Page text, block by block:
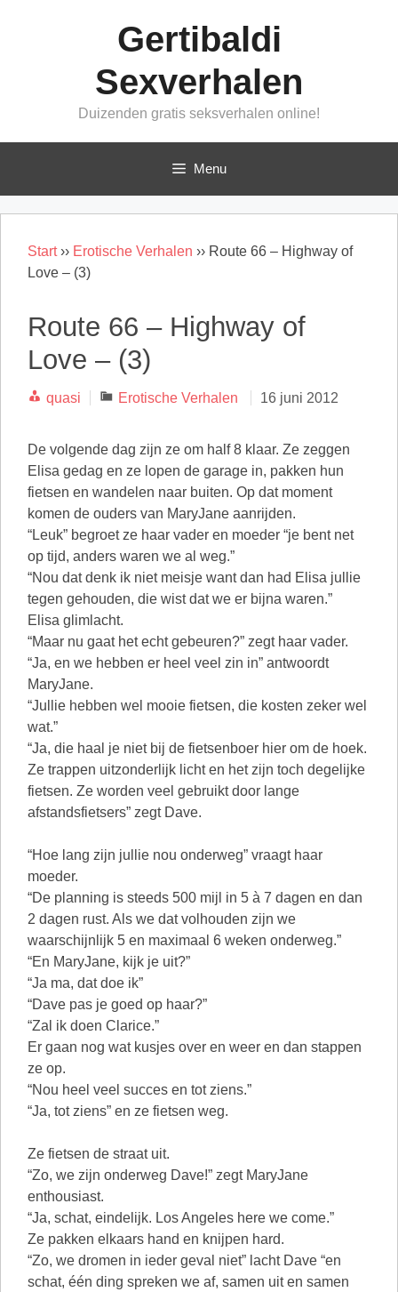
Gertibaldi
Sexverhalen
Duizenden gratis seksverhalen online!
Menu
Start›› Erotische Verhalen ›› Route 66 – Highway of
Love – (3)
Route 66 – Highway of
Love – (3)
quasi Categorieën
Erotische Verhalen 16 juni 2012
De volgende dag zijn ze om half 8 klaar. Ze zeggen
Elisa gedag en ze lopen de garage in, pakken hun
fietsen en wandelen naar buiten. Op dat moment
komen de ouders van MaryJane aanrijden.
“Leuk” begroet ze haar vader en moeder “je bent net
op tijd, anders waren we al weg.”
“Nou dat denk ik niet meisje want dan had Elisa jullie
tegen gehouden, die wist dat we er bijna waren.”
Elisa glimlacht.
“Maar nu gaat het echt gebeuren?” zegt haar vader.
“Ja, en we hebben er heel veel zin in” antwoordt
MaryJane.
“Jullie hebben wel mooie fietsen, die kosten zeker wel
wat.”
“Ja, die haal je niet bij de fietsenboer hier om de hoek.
Ze trappen uitzonderlijk licht en het zijn toch degelijke
fietsen. Ze worden veel gebruikt door lange
afstandsfietsers” zegt Dave.
“Hoe lang zijn jullie nou onderweg” vraagt haar
moeder.
“De planning is steeds 500 mijl in 5 à 7 dagen en dan
2 dagen rust. Als we dat volhouden zijn we
waarschijnlijk 5 en maximaal 6 weken onderweg.”
“En MaryJane, kijk je uit?”
“Ja ma, dat doe ik”
“Dave pas je goed op haar?”
“Zal ik doen Clarice.”
Er gaan nog wat kusjes over en weer en dan stappen
ze op.
“Nou heel veel succes en tot ziens.”
“Ja, tot ziens” en ze fietsen weg.
Ze fietsen de straat uit.
“Zo, we zijn onderweg Dave!” zegt MaryJane
enthousiast.
“Ja, schat, eindelijk. Los Angeles here we come.”
Ze pakken elkaars hand en knijpen hard.
“Zo, we dromen in ieder geval niet” lacht Dave “en
schat, één ding spreken we af, samen uit en samen